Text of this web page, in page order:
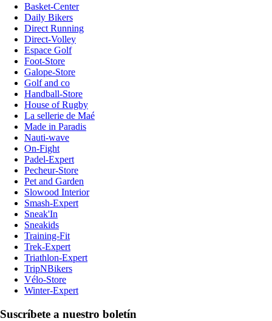
Basket-Center
Daily Bikers
Direct Running
Direct-Volley
Espace Golf
Foot-Store
Galope-Store
Golf and co
Handball-Store
House of Rugby
La sellerie de Maé
Made in Paradis
Nauti-wave
On-Fight
Padel-Expert
Pecheur-Store
Pet and Garden
Slowood Interior
Smash-Expert
Sneak'In
Sneakids
Training-Fit
Trek-Expert
Triathlon-Expert
TripNBikers
Vélo-Store
Winter-Expert
Suscríbete a nuestro boletín